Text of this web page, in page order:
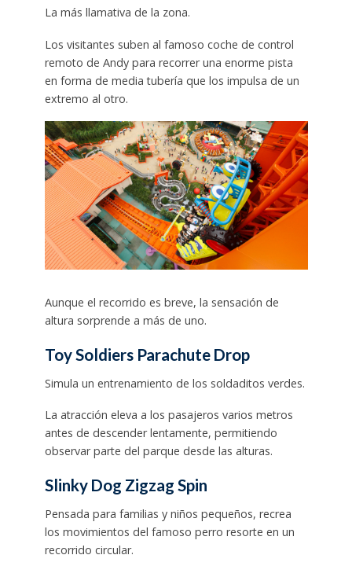
La más llamativa de la zona.
Los visitantes suben al famoso coche de control
remoto de Andy para recorrer una enorme pista
en forma de media tubería que los impulsa de un
extremo al otro.
Aunque el recorrido es breve, la sensación de
altura sorprende a más de uno.
Toy Soldiers Parachute Drop
Simula un entrenamiento de los soldaditos verdes.
La atracción eleva a los pasajeros varios metros
antes de descender lentamente, permitiendo
observar parte del parque desde las alturas.
Slinky Dog Zigzag Spin
Pensada para familias y niños pequeños, recrea
los movimientos del famoso perro resorte en un
recorrido circular.